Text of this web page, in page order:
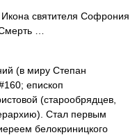
святителя Софрония
…
(в миру Степан
епископ
(старообрядцев,
Стал первым
белокриницкого